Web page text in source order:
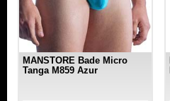
MANSTORE Bade Micro
Tanga M859 Azur